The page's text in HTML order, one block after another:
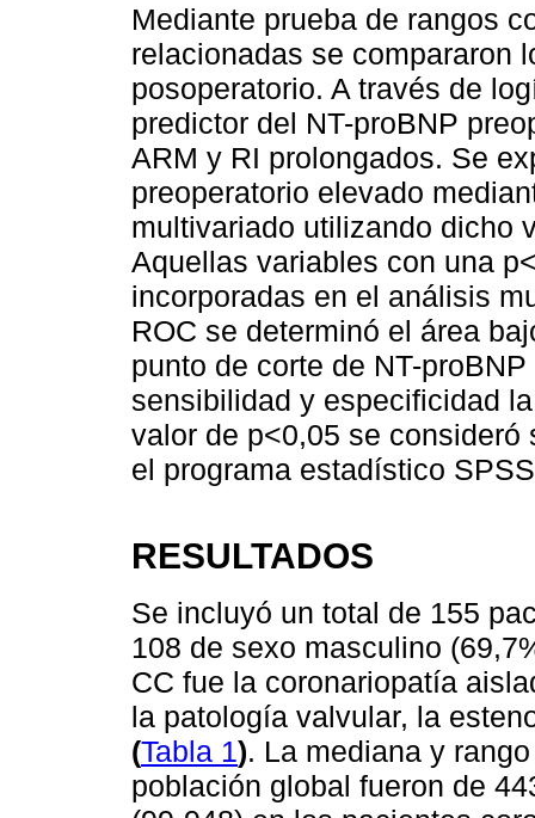
Mediante prueba de rangos
relacionadas se compararon
posoperatorio. A través de
predictor del NT-proBNP
ARM y RI prolongados. Se
preoperatorio elevado
multivariado utilizando dicho
Aquellas variables con una
incorporadas en el análisis
ROC se determinó el área
punto de corte de NT-
sensibilidad y especificidad
valor de p<0,05 se
el programa estadístico
RESULTADOS
Se incluyó un total de 155
108 de sexo masculino
CC fue la coronariopatía
la patología valvular, la
(Tabla 1). La mediana y
población global fueron de